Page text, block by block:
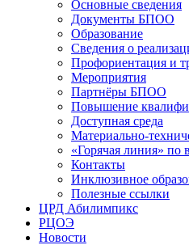
Основные сведения
Документы БПОО
Образование
Сведения о
Профориентация и
Мероприятия
Партнёры БПОО
Повышение
Доступная среда
Материально-
«Горячая линия» по
Контакты
Инклюзивное
Полезные ссылки
ЦРД Абилимпикс
РЦОЭ
Новости